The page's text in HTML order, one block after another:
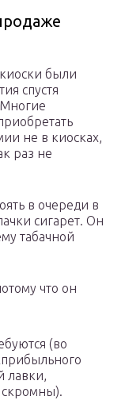
были
спустя
Многие
не в киосках,
раз не
в очереди в
сигарет. Он
табачной
что он
(во
лавки,
скромны).